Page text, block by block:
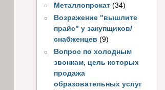
Металлопрокат (34)
Возражение "вышлите
прайс" у закупщиков/
снабженцев (9)
Вопрос по холодным
звонкам, цель которых
продажа
образовательных услуг